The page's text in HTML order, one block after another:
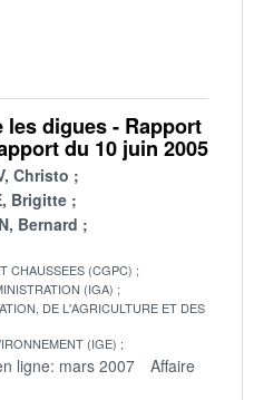
digues - Rapport
du 10 juin 2005
Christo
Brigitte
Bernard
CHAUSSEES (CGPC)
(IGA)
DE L'AGRICULTURE ET DES
(IGE)
ligne: mars 2007
Affaire